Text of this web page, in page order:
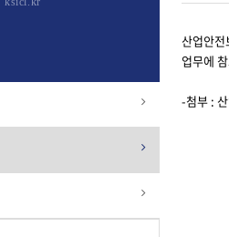
산업안
업무에
-첨부 :